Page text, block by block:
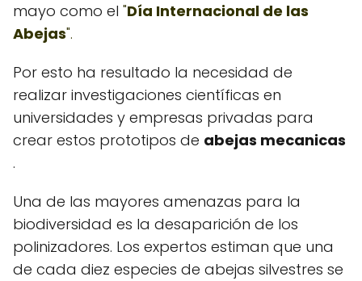
mayo como el "Día Internacional de las
Abejas".
Por esto ha resultado la necesidad de
realizar investigaciones científicas en
universidades y empresas privadas para
crear estos prototipos de abejas mecanicas
.
Una de las mayores amenazas para la
biodiversidad es la desaparición de los
polinizadores. Los expertos estiman que una
de cada diez especies de abejas silvestres se